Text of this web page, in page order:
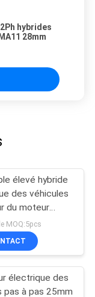
hybrides
28mm
élevé hybride
des véhicules
du moteur
degré
82mm
MOQ:5pcs
électrique des
pas à pas 25mm